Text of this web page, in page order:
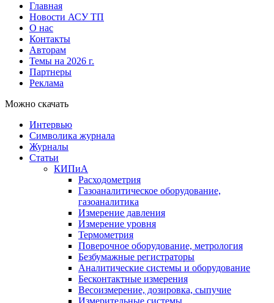
Главная
Новости АСУ ТП
О нас
Контакты
Авторам
Темы на 2026 г.
Партнеры
Реклама
Можно скачать
Интервью
Символика журнала
Журналы
Статьи
КИПиА
Расходометрия
Газоаналитическое оборудование,
газоаналитика
Измерение давления
Измерение уровня
Термометрия
Поверочное оборудование, метрология
Безбумажные регистраторы
Аналитические системы и оборудование
Бесконтактные измерения
Весоизмерение, дозировка, сыпучие